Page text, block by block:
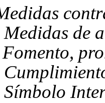
Medidas de
Fomento,
Símbolo